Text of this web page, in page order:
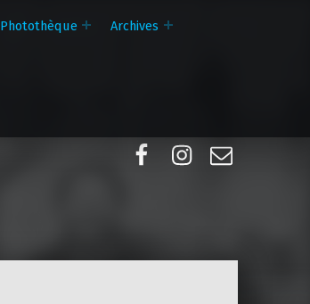
Photothèque Archives
Facebook
Instagram
E-mail